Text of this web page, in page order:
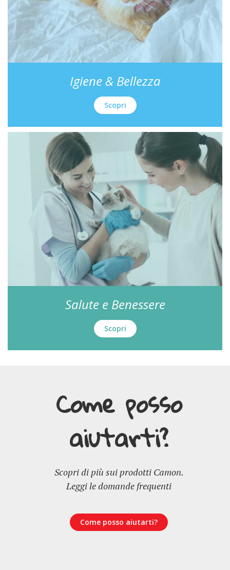
Igiene & Bellezza
Scopri
Salute e Benessere
Scopri
Come posso
aiutarti?
Scopri di più sui prodotti Camon.
Leggi le domande frequenti
Come posso aiutarti?